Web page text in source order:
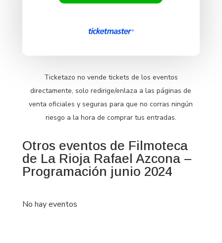
Ticketazo no vende tickets de los eventos
directamente, solo redirige/enlaza a las páginas de
venta oficiales y seguras para que no corras ningún
riesgo a la hora de comprar tus entradas.
Otros eventos de Filmoteca
de La Rioja Rafael Azcona –
Programación junio 2024
No hay eventos